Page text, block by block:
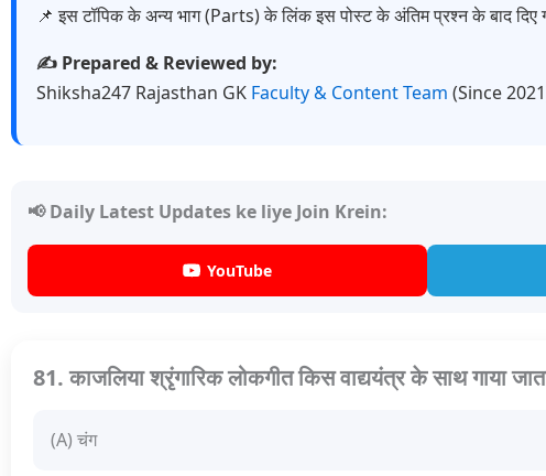
📌 इस टॉपिक के अन्य भाग (Parts) के लिंक इस पोस्ट के अंतिम प्रश्न के बाद दिए
✍️ Prepared & Reviewed by:
Shiksha247 Rajasthan GK Faculty & Content Team (Since
📢 Daily Latest Updates ke liye Join Krein:
YouTube
81. काजलिया श्रृंगारिक लोकगीत किस वाद्ययंत्र के साथ गाया
(A) चंग